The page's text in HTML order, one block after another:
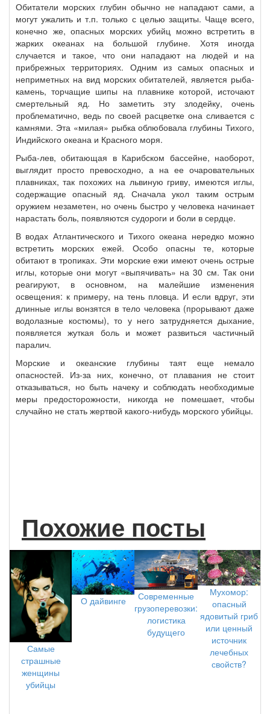
Обитатели морских глубин обычно не нападают сами, а
могут ужалить и т.п. только с целью защиты. Чаще всего,
конечно же, опасных морских убийц можно встретить в
жарких океанах на большой глубине. Хотя иногда
случается и такое, что они нападают на людей и на
прибрежных территориях. Одним из самых опасных и
неприметных на вид морских обитателей, является рыба-
камень, торчащие шипы на плавнике которой, источают
смертельный яд. Но заметить эту злодейку, очень
проблематично, ведь по своей расцветке она сливается с
камнями. Эта «милая» рыбка облюбовала глубины Тихого,
Индийского океана и Красного моря.
Рыба-лев, обитающая в Карибском бассейне, наоборот,
выглядит просто превосходно, а на ее очаровательных
плавниках, так похожих на львиную гриву, имеются иглы,
содержащие опасный яд. Сначала укол таким острым
оружием незаметен, но очень быстро у человека начинает
нарастать боль, появляются судороги и боли в сердце.
В водах Атлантического и Тихого океана нередко можно
встретить морских ежей. Особо опасны те, которые
обитают в тропиках. Эти морские ежи имеют очень острые
иглы, которые они могут «выпячивать» на 30 см. Так они
реагируют, в основном, на малейшие изменения
освещения: к примеру, на тень пловца. И если вдруг, эти
длинные иглы вонзятся в тело человека (прорывают даже
водолазные костюмы), то у него затрудняется дыхание,
появляется жуткая боль и может развиться частичный
паралич.
Морские и океанские глубины таят еще немало
опасностей. Из-за них, конечно, от плавания не стоит
отказываться, но быть начеку и соблюдать необходимые
меры предосторожности, никогда не помешает, чтобы
случайно не стать жертвой какого-нибудь морского убийцы.
Похожие посты
Самые
страшные
женщины
убийцы
О дайвинге
Современные
грузоперевозки:
логистика
будущего
Мухомор:
опасный
ядовитый гриб
или ценный
источник
лечебных
свойств?